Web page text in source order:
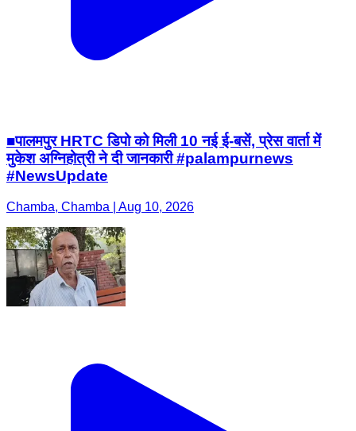
■पालमपुर HRTC डिपो को मिली 10 नई ई-बसें, प्रेस वार्ता में
मुकेश अग्निहोत्री ने दी जानकारी #palampurnews
#NewsUpdate
Chamba, Chamba | Aug 10, 2026